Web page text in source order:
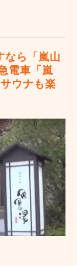
なら「嵐山
電車「嵐
ウナも楽